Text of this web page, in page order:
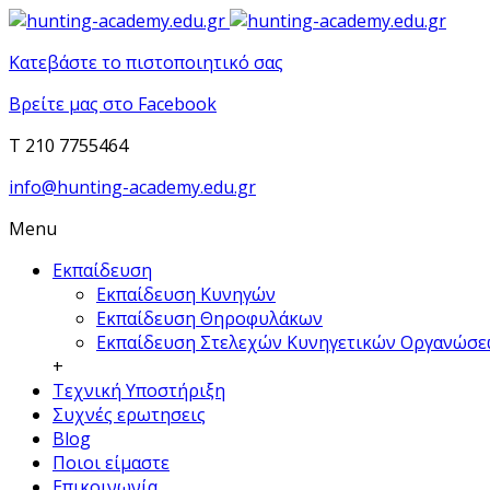
Κατεβάστε το πιστοποιητικό σας
Βρείτε μας στο Facebook
T 210 7755464
info@hunting-academy.edu.gr
Menu
Εκπαίδευση
Εκπαίδευση Κυνηγών
Εκπαίδευση Θηροφυλάκων
Εκπαίδευση Στελεχών Κυνηγετικών
+
Τεχνική Υποστήριξη
Συχνές ερωτησεις
Blog
Ποιοι είμαστε